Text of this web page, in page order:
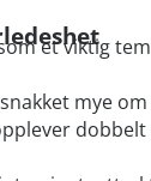
et viktig
mye